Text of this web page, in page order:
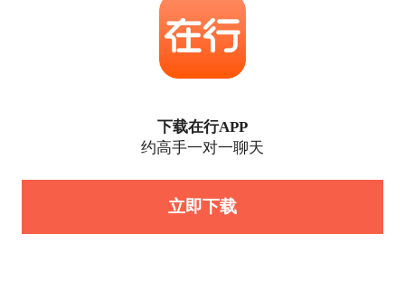
下载在行APP
约高手一对一聊天
立即下载